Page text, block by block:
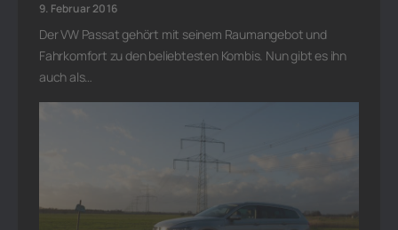
9. Februar 2016
Der VW Passat gehört mit seinem Raumangebot und
Fahrkomfort zu den beliebtesten Kombis. Nun gibt es ihn
auch als…